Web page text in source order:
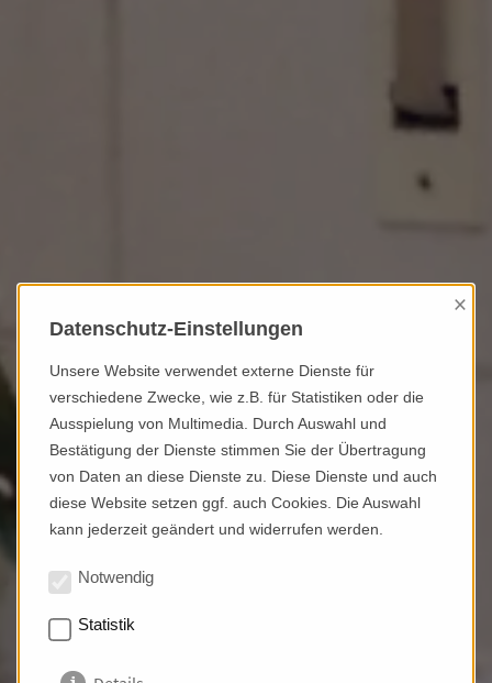
Erdgeschosswohnung direkt
Datenschutz-Einstellungen
×
Unsere Website verwendet externe Dienste für
verschiedene Zwecke, wie z.B. für Statistiken oder die
Ausspielung von Multimedia. Durch Auswahl und
Bestätigung der Dienste stimmen Sie der Übertragung
von Daten an diese Dienste zu. Diese Dienste und auch
diese Website setzen ggf. auch Cookies. Die Auswahl
kann jederzeit geändert und widerrufen werden.
Notwendig
Statistik